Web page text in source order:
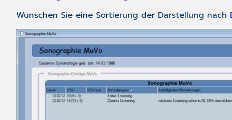
Wünschen Sie eine Sortierung der Darstellung nach